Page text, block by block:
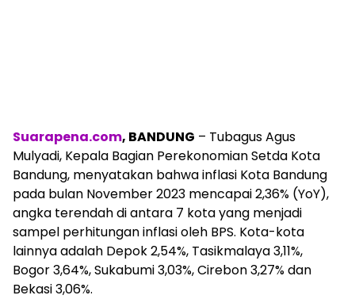
Suarapena.com, BANDUNG – Tubagus Agus
Mulyadi, Kepala Bagian Perekonomian Setda Kota
Bandung, menyatakan bahwa inflasi Kota Bandung
pada bulan November 2023 mencapai 2,36% (YoY),
angka terendah di antara 7 kota yang menjadi
sampel perhitungan inflasi oleh BPS. Kota-kota
lainnya adalah Depok 2,54%, Tasikmalaya 3,11%,
Bogor 3,64%, Sukabumi 3,03%, Cirebon 3,27% dan
Bekasi 3,06%.